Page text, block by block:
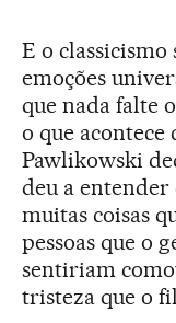
E o
emoções
que nada falte
o que acontece
Pawlikowski
deu a entender
muitas coisas
pessoas que o
sentiriam
tristeza que o